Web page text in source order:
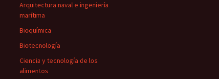
Arquitectura naval e ingeniería
marítima
Bioquímica
Biotecnología
Ciencia y tecnología de los
alimentos